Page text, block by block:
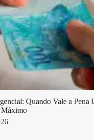
Quando Vale a Pena
Máximo